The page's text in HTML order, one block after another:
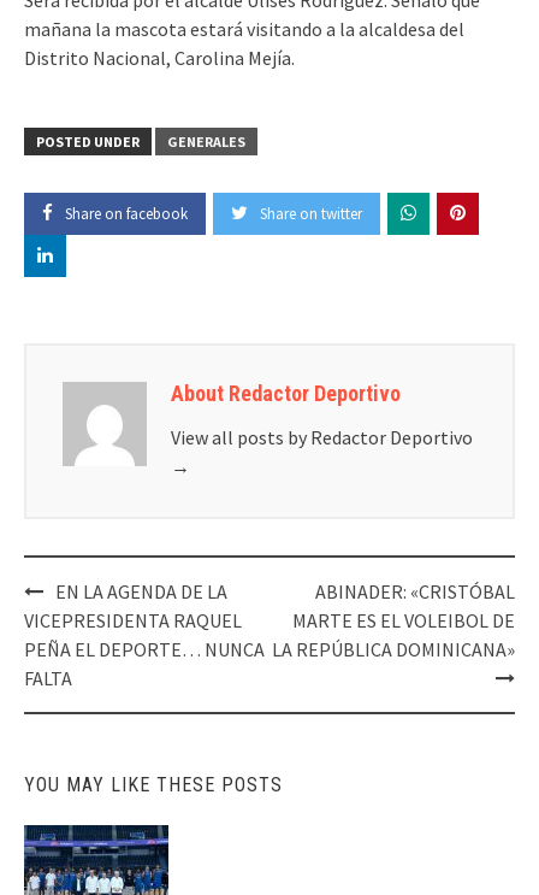
mañana la mascota estará visitando a la alcaldesa del
Distrito Nacional, Carolina Mejía.
POSTED UNDER GENERALES
Share on facebook Share on twitter
About Redactor Deportivo
View all posts by Redactor Deportivo
→
Post
navigation
EN LA AGENDA DE LA
VICEPRESIDENTA RAQUEL
PEÑA EL DEPORTE… NUNCA
FALTA
ABINADER: «CRISTÓBAL
MARTE ES EL VOLEIBOL DE
LA REPÚBLICA DOMINICANA»
YOU MAY LIKE THESE POSTS